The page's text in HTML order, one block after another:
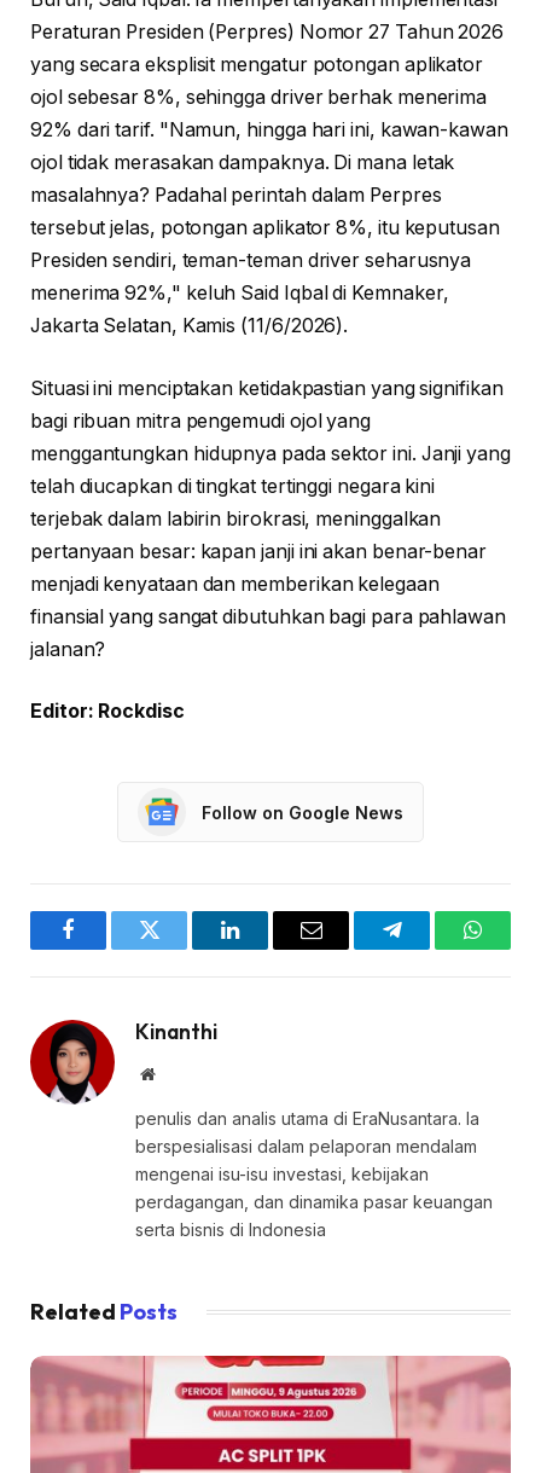
Peraturan Presiden (Perpres) Nomor 27 Tahun 2026
yang secara eksplisit mengatur potongan aplikator
ojol sebesar 8%, sehingga driver berhak menerima
92% dari tarif. "Namun, hingga hari ini, kawan-kawan
ojol tidak merasakan dampaknya. Di mana letak
masalahnya? Padahal perintah dalam Perpres
tersebut jelas, potongan aplikator 8%, itu keputusan
Presiden sendiri, teman-teman driver seharusnya
menerima 92%," keluh Said Iqbal di Kemnaker,
Jakarta Selatan, Kamis (11/6/2026).
Situasi ini menciptakan ketidakpastian yang signifikan
bagi ribuan mitra pengemudi ojol yang
menggantungkan hidupnya pada sektor ini. Janji yang
telah diucapkan di tingkat tertinggi negara kini
terjebak dalam labirin birokrasi, meninggalkan
pertanyaan besar: kapan janji ini akan benar-benar
menjadi kenyataan dan memberikan kelegaan
finansial yang sangat dibutuhkan bagi para pahlawan
jalanan?
Editor: Rockdisc
Follow on Google News
FacebookTwitter LinkedInEmail Telegram
Kinanthi
Website
penulis dan analis utama di EraNusantara. Ia
berspesialisasi dalam pelaporan mendalam
mengenai isu-isu investasi, kebijakan
perdagangan, dan dinamika pasar keuangan
serta bisnis di Indonesia
Related Posts